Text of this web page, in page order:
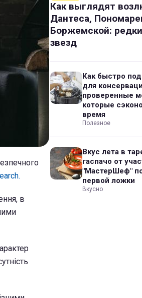
в
Как выглядят
Дантеса,
Боржемской:
звезд
Как быстро
для
проверенные
которые
время
Полезное
Вкус лета в
гаспачо от
"МастерШеф"
первой ложки
Вкусно